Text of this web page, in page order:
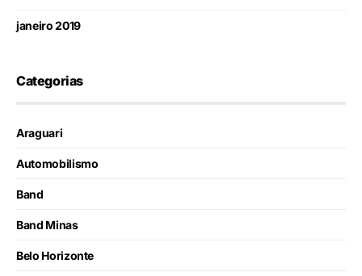
janeiro 2019
Categorias
Araguari
Automobilismo
Band
Band Minas
Belo Horizonte